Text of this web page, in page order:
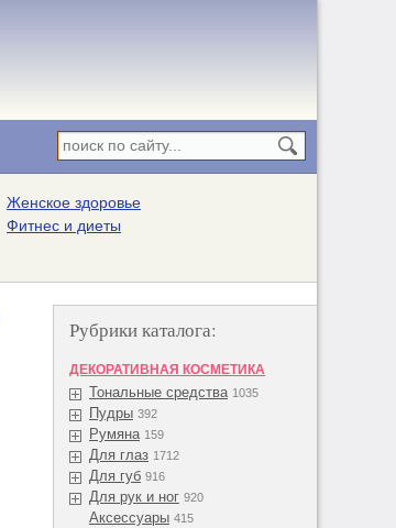
Женское здоровье
Фитнес и диеты
Рубрики каталога:
ДЕКОРАТИВНАЯ КОСМЕТИКА
Тональные средства 1035
Пудры 392
Румяна 159
Для глаз 1712
Для губ 916
Для рук и ног 920
Аксессуары 415